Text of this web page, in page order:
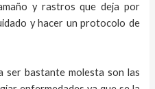
y rastros que deja por
y hacer un protocolo de
ser bastante molesta son las